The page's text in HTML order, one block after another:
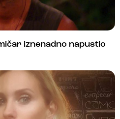
iznenadno napustio